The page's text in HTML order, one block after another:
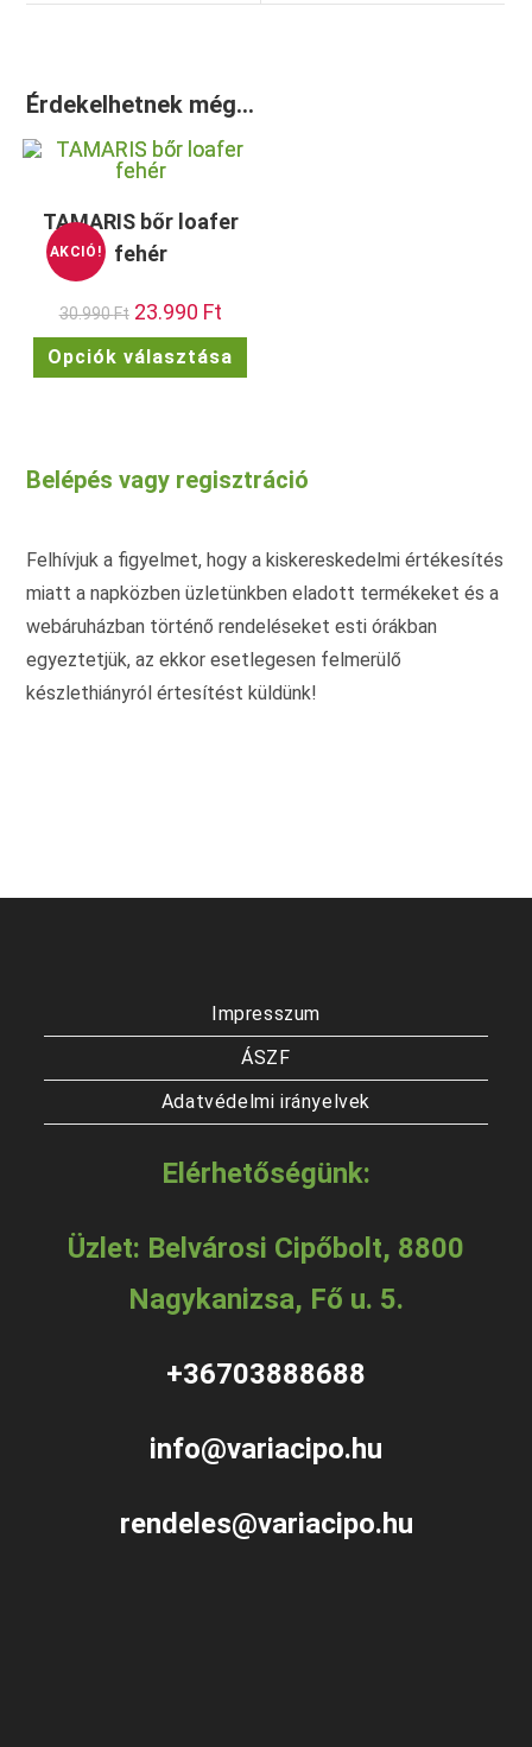
Érdekelhetnek még…
AKCIÓ!
TAMARIS bőr loafer
fehér
30.990Ft Original
price
was:
30.990 Ft.
23.990 FtCurrent
price
is:
23.990 Ft.
Opciók választása
terméknek
a
termékoldalon
Belépés vagy regisztráció
Felhívjuk a figyelmet, hogy a kiskereskedelmi értékesítés
miatt a napközben üzletünkben eladott termékeket és a
webáruházban történő rendeléseket esti órákban
egyeztetjük, az ekkor esetlegesen felmerülő
készlethiányról értesítést küldünk!
Impresszum
ÁSZF
Adatvédelmi irányelvek
Elérhetőségünk:
Üzlet: Belvárosi Cipőbolt, 8800
Nagykanizsa, Fő u. 5.
+36703888688
info@variacipo.hu
rendeles@variacipo.hu